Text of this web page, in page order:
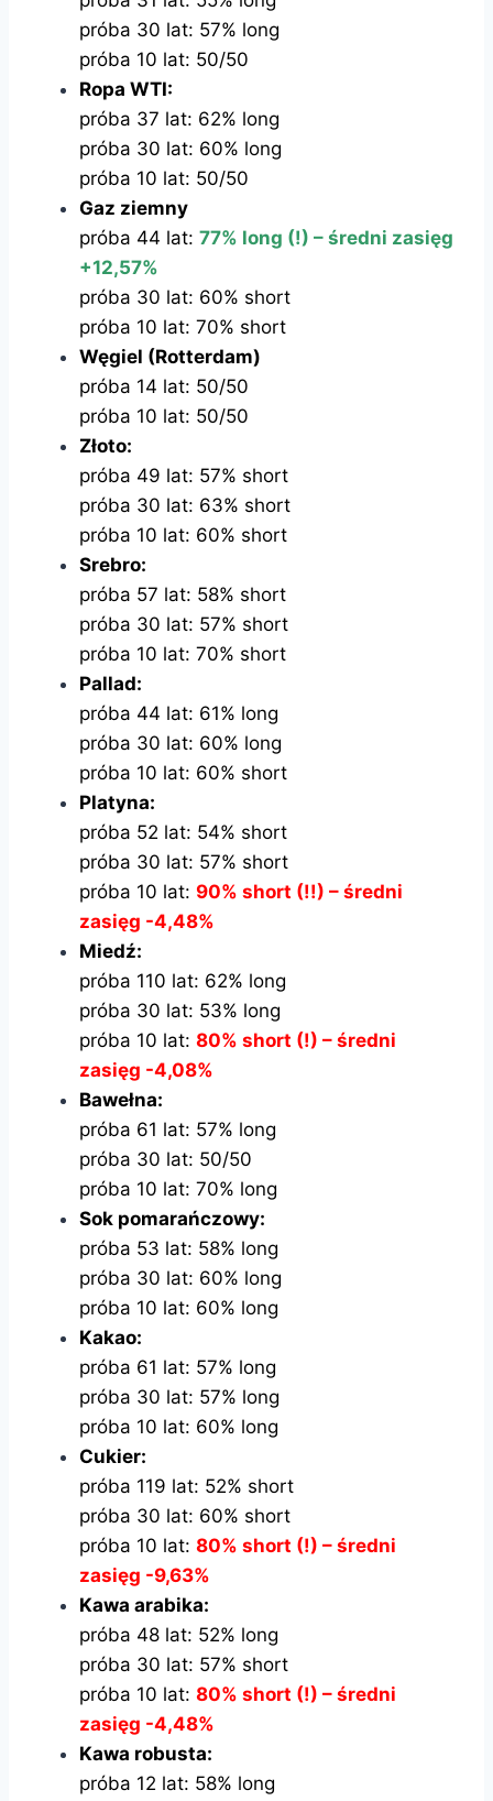
próba 30 lat: 57% long
próba 10 lat: 50/50
Ropa WTI:
próba 37 lat: 62% long
próba 30 lat: 60% long
próba 10 lat: 50/50
Gaz ziemny
próba 44 lat: 77% long (!) – średni zasięg
+12,57%
próba 30 lat: 60% short
próba 10 lat: 70% short
Węgiel (Rotterdam)
próba 14 lat: 50/50
próba 10 lat: 50/50
Złoto:
próba 49 lat: 57% short
próba 30 lat: 63% short
próba 10 lat: 60% short
Srebro:
próba 57 lat: 58% short
próba 30 lat: 57% short
próba 10 lat: 70% short
Pallad:
próba 44 lat: 61% long
próba 30 lat: 60% long
próba 10 lat: 60% short
Platyna:
próba 52 lat: 54% short
próba 30 lat: 57% short
próba 10 lat: 90% short (!!) – średni
zasięg -4,48%
Miedź:
próba 110 lat: 62% long
próba 30 lat: 53% long
próba 10 lat: 80% short (!) – średni
zasięg -4,08%
Bawełna:
próba 61 lat: 57% long
próba 30 lat: 50/50
próba 10 lat: 70% long
Sok pomarańczowy:
próba 53 lat: 58% long
próba 30 lat: 60% long
próba 10 lat: 60% long
Kakao:
próba 61 lat: 57% long
próba 30 lat: 57% long
próba 10 lat: 60% long
Cukier:
próba 119 lat: 52% short
próba 30 lat: 60% short
próba 10 lat: 80% short (!) – średni
zasięg -9,63%
Kawa arabika:
próba 48 lat: 52% long
próba 30 lat: 57% short
próba 10 lat: 80% short (!) – średni
zasięg -4,48%
Kawa robusta:
próba 12 lat: 58% long